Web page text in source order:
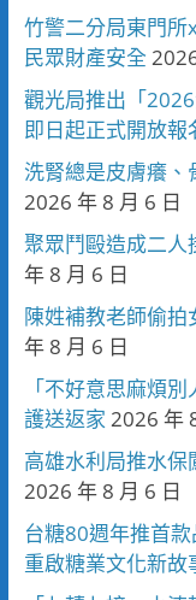
竹警二分局東門
民眾財產安全
觀光局推出「
即日起正式開放報
洗腎總是皮膚癢
2026 年 8 月 6 日
聚眾鬥毆造成二人
年 8 月 6 日
陳姓補教老師偷拍
年 8 月 6 日
「不好意思麻煩
護送返家 2026 年
高雄水利局推水
2026 年 8 月 6 日
台糖80週年推首
重啟糖業文化新故